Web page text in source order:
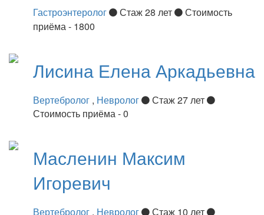
Гастроэнтеролог Стаж 28 лет
Стоимость
приёма - 1800
Лисина Елена Аркадьевна
Вертебролог , Невролог
Стаж 27 лет
Стоимость приёма - 0
Масленин Максим
Игоревич
Вертебролог , Невролог
Стаж 10 лет